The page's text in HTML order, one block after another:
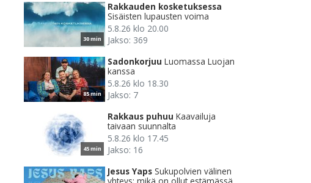
30 min
Rakkauden kosketuksessa
Sisäisten lupausten voima
5.8.26 klo 20.00
Jakso: 369
85 min
Sadonkorjuu Luomassa Luojan
kanssa
5.8.26 klo 18.30
Jakso: 7
45 min
Rakkaus puhuu Kaavailuja
taivaan suunnalta
5.8.26 klo 17.45
Jakso: 16
Jesus Yaps Sukupolvien välinen